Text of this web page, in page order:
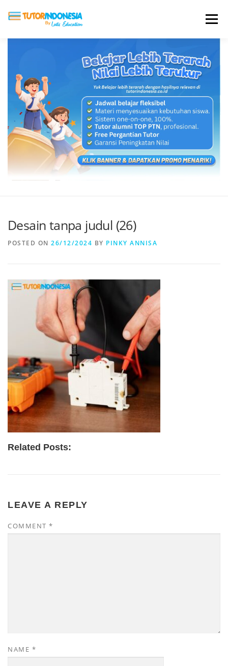
Menu
ABOUT US JADI PENGAJAR
BIAYA LES TESTIMONI PROFIL ALUMNI
BLOG DAFTAR SEKOLAH
Desain tanpa judul (26)
POSTED ON 26/12/2024 BY PINKY ANNISA
Related Posts:
LEAVE A REPLY
COMMENT *
NAME *